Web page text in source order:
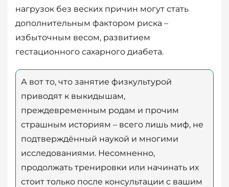
нагрузок без веских причин могут стать
дополнительным фактором риска –
избыточным весом, развитием
гестационного сахарного диабета.
А вот то, что занятие физкультурой
приводят к выкидышам,
преждевременным родам и прочим
страшным историям – всего лишь миф, не
подтверждённый наукой и многими
исследованиями. Несомненно,
продолжать тренировки или начинать их
стоит только после консультации с вашим